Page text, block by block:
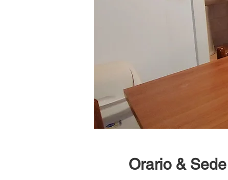
Orario & Sede